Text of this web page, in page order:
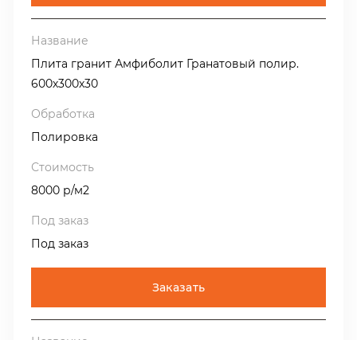
Плита гранит Амфиболит Гранатовый полир.
600х300х30
Полировка
8000 р/м2
Под заказ
Заказать